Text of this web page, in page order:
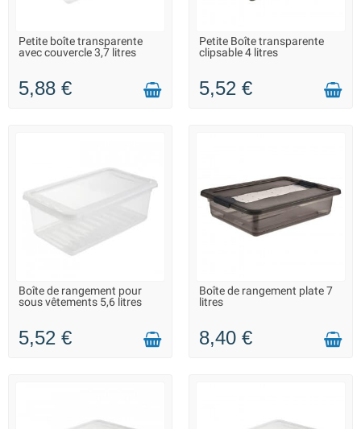
LIVRAISON 2 À 3 JOURS
Petite boîte transparente
avec couvercle 3,7 litres
5,88 €
LIVRAISON 2 À 3 JOURS
Petite Boîte transparente
clipsable 4 litres
5,52 €
LIVRAISON 2 À 3 JOURS
Boîte de rangement pour
sous vêtements 5,6 litres
5,52 €
LIVRAISON 2 À 3 JOURS
Boîte de rangement plate 7
litres
8,40 €